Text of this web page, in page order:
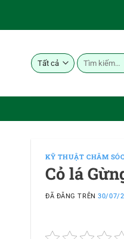
Tìm
kiếm:
KỸ THUẬT CHĂM
Cỏ lá
ĐÃ ĐĂNG TRÊN30/07/